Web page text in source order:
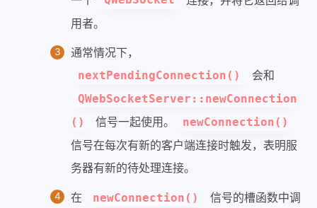
用者。
通常情况下，
nextPendingConnection() 会和
QWebSocketServer::newConnection
()
信号一起使用。 newConnection()
信号在每次有新的客户端连接时触发，表明服
务器有新的待处理连接。
在 newConnection()
信号的槽函数中调